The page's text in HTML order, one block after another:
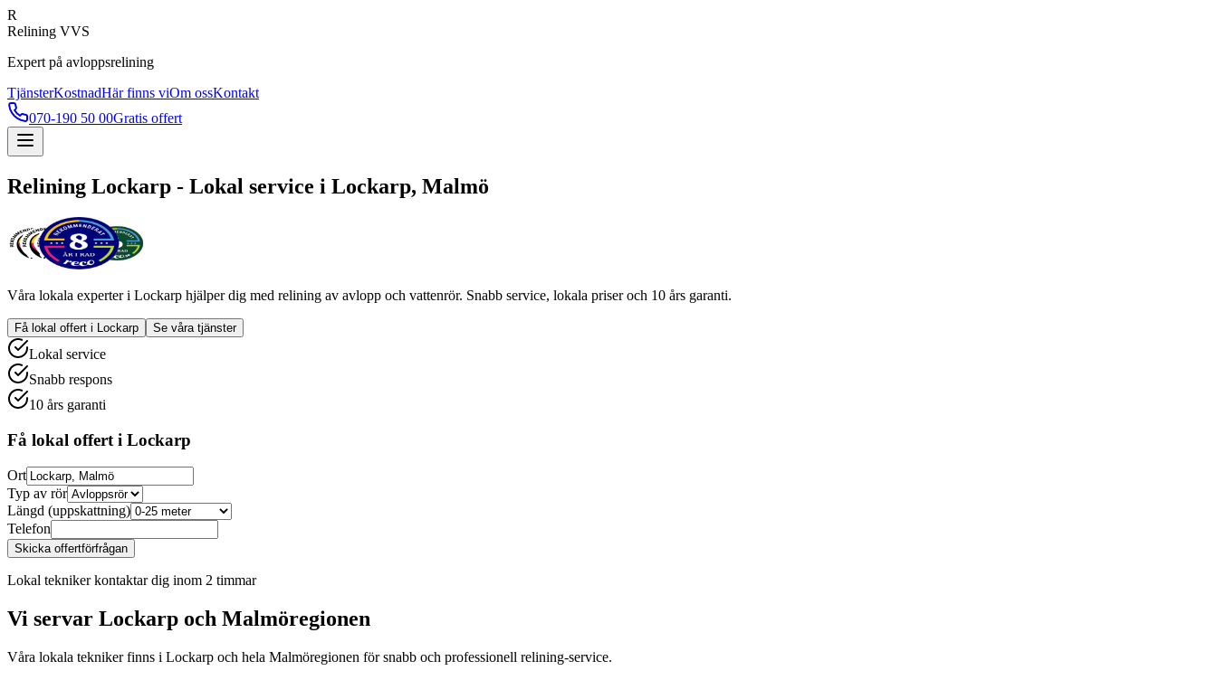
R
Relining VVS
Expert på avloppsrelining
TjänsterKostnadHär finns viOm ossKontakt
070-190 50 00Gratis offert
Relining Lockarp - Lokal service i Lockarp, Malmö
Våra lokala experter i Lockarp hjälper dig med relining av avlopp och vattenrör. Snabb service, lokala priser och 10 års garanti.
Få lokal offert i Lockarp Se våra tjänster
Lokal service
Snabb respons
10 års garanti
Få lokal offert i Lockarp
Ort
Typ av rör
Längd (uppskattning)
Telefon
Skicka offertförfrågan
Lokal tekniker kontaktar dig inom 2 timmar
Vi servar Lockarp och Malmöregionen
Våra lokala tekniker finns i Lockarp och hela Malmöregionen för snabb och professionell relining-service.